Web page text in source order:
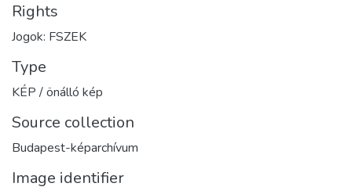
Rights
Jogok: FSZEK
Type
KÉP / önálló kép
Source collection
Budapest-képarchívum
Image identifier